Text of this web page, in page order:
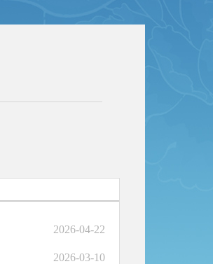
2026-04-22
2026-03-10